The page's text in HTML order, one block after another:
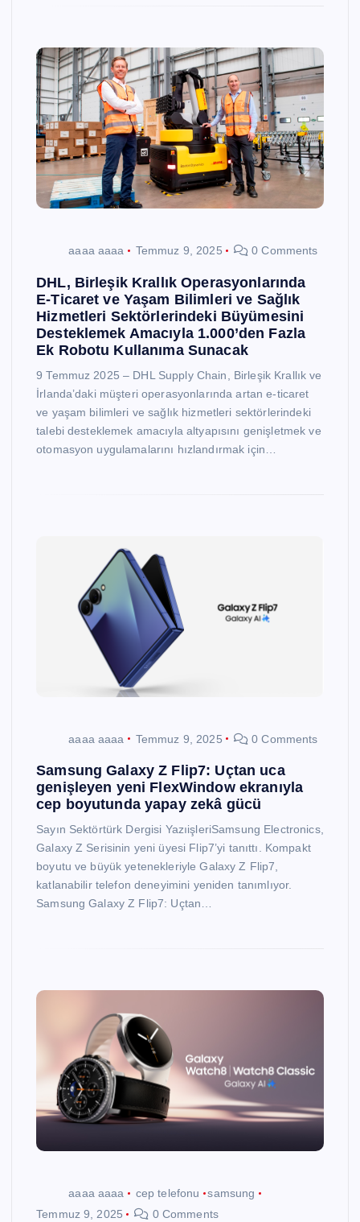
aaaa aaaa Temmuz 9, 2025 0 Comments
DHL, Birleşik Krallık Operasyonlarında
E-Ticaret ve Yaşam Bilimleri ve Sağlık
Hizmetleri Sektörlerindeki Büyümesini
Desteklemek Amacıyla 1.000’den Fazla
Ek Robotu Kullanıma Sunacak
9 Temmuz 2025 – DHL Supply Chain, Birleşik Krallık ve
İrlanda’daki müşteri operasyonlarında artan e-ticaret
ve yaşam bilimleri ve sağlık hizmetleri sektörlerindeki
talebi desteklemek amacıyla altyapısını genişletmek ve
otomasyon uygulamalarını hızlandırmak için…
aaaa aaaa Temmuz 9, 2025 0 Comments
Samsung Galaxy Z Flip7: Uçtan uca
genişleyen yeni FlexWindow ekranıyla
cep boyutunda yapay zekâ gücü
Sayın Sektörtürk Dergisi YazıişleriSamsung Electronics,
Galaxy Z Serisinin yeni üyesi Flip7’yi tanıttı. Kompakt
boyutu ve büyük yetenekleriyle Galaxy Z Flip7,
katlanabilir telefon deneyimini yeniden tanımlıyor.
Samsung Galaxy Z Flip7: Uçtan…
aaaa aaaa cep telefonu
samsung
Temmuz 9, 2025
0 Comments